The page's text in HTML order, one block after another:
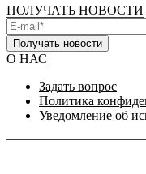
ПОЛУЧАТЬ НОВОСТИ
Получать новости
О НАС
Задать вопрос
Политика
Уведомление об